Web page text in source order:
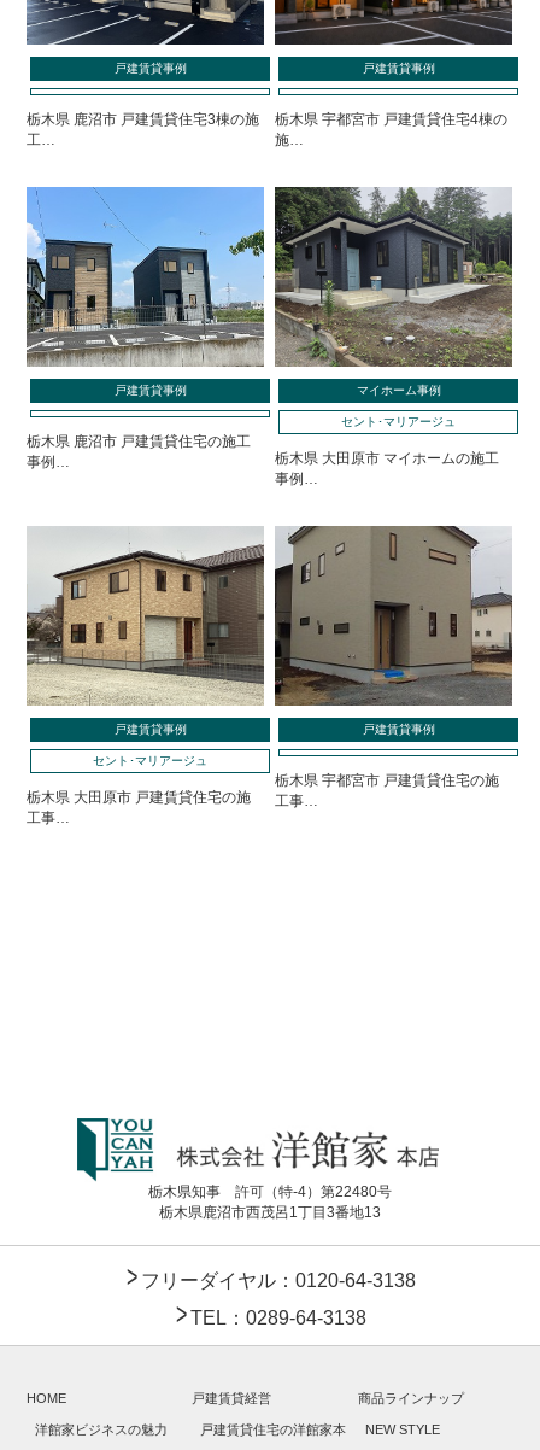
戸建賃貸事例
栃木県 鹿沼市 戸建賃貸住宅3棟の施
工…
戸建賃貸事例
栃木県 宇都宮市 戸建賃貸住宅4棟の
施…
戸建賃貸事例
栃木県 鹿沼市 戸建賃貸住宅の施工
事例…
マイホーム事例
セント･マリアージュ
栃木県 大田原市 マイホームの施工
事例…
戸建賃貸事例
セント･マリアージュ
栃木県 大田原市 戸建賃貸住宅の施
工事…
戸建賃貸事例
栃木県 宇都宮市 戸建賃貸住宅の施
工事…
栃木県知事 許可（特-4）第22480号
栃木県鹿沼市西茂呂1丁目3番地13
フリーダイヤル：0120-64-3138
TEL：0289-64-3138
HOME
洋館家ビジネスの魅力
戸建賃貸経営
戸建賃貸住宅の洋館家本
商品ラインナップ
NEW STYLE